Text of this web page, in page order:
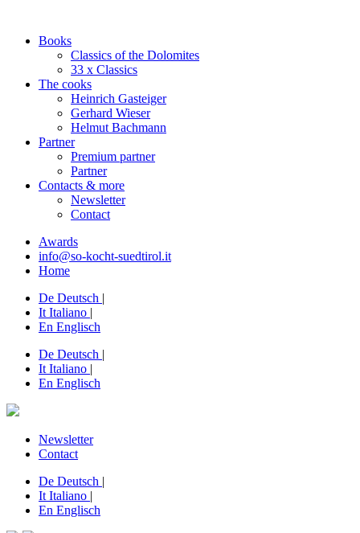
Books
Classics of the Dolomites
33 x Classics
The cooks
Heinrich Gasteiger
Gerhard Wieser
Helmut Bachmann
Partner
Premium partner
Partner
Contacts & more
Newsletter
Contact
Awards
info@so-kocht-suedtirol.it
Home
De Deutsch |
It Italiano |
En Englisch
De Deutsch |
It Italiano |
En Englisch
Newsletter
Contact
De Deutsch |
It Italiano |
En Englisch